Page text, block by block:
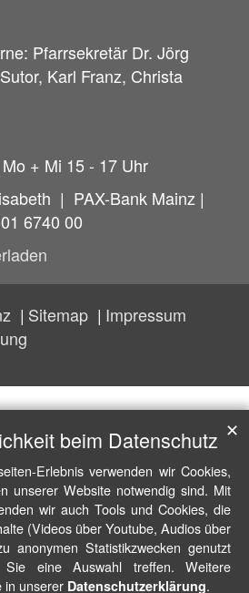
Pfarrsekretär Dr. Jörg
Karl Franz, Christa
+ Mi 15 - 17 Uhr
| PAX-Bank Mainz |
6740 00
Sitemap
Impressum
beim Datenschutz
Erlebnis verwenden wir Cookies,
unserer Website notwendig sind. Mit
wir auch Tools und Cookies, die
(Videos über Youtube, Audios über
anonymen Statistikzwecken genutzt
eine Auswahl treffen. Weitere
in unserer Datenschutzerklärung.
✕